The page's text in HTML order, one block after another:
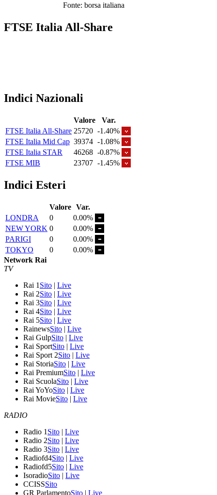
Fonte: borsa italiana
FTSE Italia All-Share
Indici Nazionali
Valore
Var.
FTSE Italia All-Share 25720 -1.40%
FTSE Italia Mid Cap 39374 -1.08%
FTSE Italia STAR
46268 -0.87%
FTSE MIB
23707 -1.45%
Indici Esteri
Valore Var.
LONDRA
0
0.00%
NEW YORK 0
0.00%
PARIGI
0
0.00%
TOKYO
0
0.00%
Network Rai
TV
Rai 1 Sito | Live
Rai 2Sito | Live
Rai 3Sito | Live
Rai 4Sito | Live
Rai 5Sito | Live
RainewsSito | Live
Rai GulpSito | Live
Rai SportSito | Live
Rai Sport 2Sito | Live
Rai StoriaSito | Live
Rai PremiumSito | Live
Rai ScuolaSito | Live
Rai YoYoSito | Live
Rai MovieSito | Live
RADIO
Radio 1 Sito | Live
Radio 2Sito | Live
Radio 3Sito | Live
Radiofd4Sito | Live
Radiofd5Sito | Live
IsoradioSito | Live
CCISSSito
GR ParlamentoSito | Live